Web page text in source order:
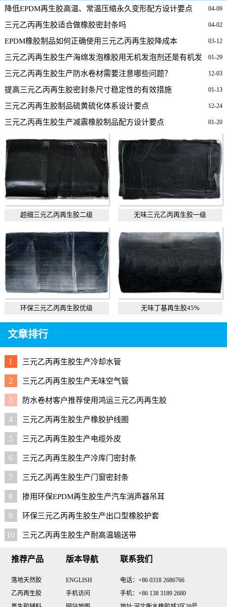
04-09
降低EPDM再生胶高温、常温压缩永久变形配方设计要点
04-02
三元乙丙再生胶适合做橡胶密封条吗
03-12
EPDM橡胶制品如何正确使用三元乙丙再生胶降成本
01-29
三元乙丙再生胶生产海绵发泡橡胶用无机发泡剂还是有机发
泡剂好？
12-03
三元乙丙再生胶生产防水卷材需要注意哪些问题？
01-13
提高三元乙丙再生胶密封条尺寸稳定性的有效措施
12-24
三元乙丙再生胶制品硫黄硫化体系设计要点
01-20
三元乙丙再生胶生产减震橡胶制品配方设计要点
超细三元乙丙再生胶二级 无味三元乙丙再生胶一级
环保三元乙丙再生胶优级 无味丁基再生胶45%
文章排行
1 三元乙丙再生胶生产冷却水管
2 三元乙丙再生胶生产无味空气管
3 防水卷材客户推荐使用鸿运三元乙丙再生胶
4 三元乙丙再生胶生产橡胶护线圈
5 三元乙丙再生胶生产电缆外皮
6 三元乙丙再生胶生产冷库门密封条
7 三元乙丙再生胶生产门窗密封条
8 掺用环保EPDM再生胶生产汽车消声器吊耳
9 环保三元乙丙再生胶生产出口型橡胶护套
10 三元乙丙再生胶生产耐高温输送带
推荐产品
落地天然胶
乙丙再生胶
版本导航
ENGLISH
手机访问
联系我们
电话：+86 0318 2686766
手机：+86 138 3189 2680